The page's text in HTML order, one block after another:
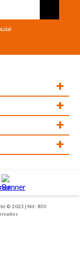
+
+
+
+
© 2023 | Nit: 830